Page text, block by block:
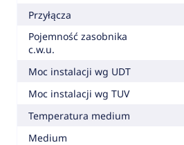
Przyłącza
Pojemność zasobnika
c.w.u.
Moc instalacji wg UDT
Moc instalacji wg TUV
Temperatura medium
Medium